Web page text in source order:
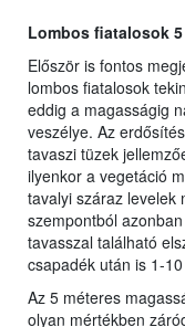
Lombos fiatalosok
Először is fontos
lombos fiatalosok
eddig a magasságig
veszélye. Az
tavaszi tüzek
ilyenkor a vegetáció
tavalyi száraz levelek
szempontból
tavasszal található
csapadék után is 1-
Az 5 méteres
olyan mértékben